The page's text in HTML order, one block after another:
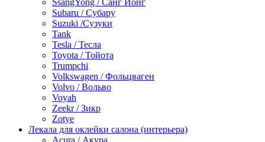
SsangYong / Санг Йонг
Subaru / Субару
Suzuki /Сузуки
Tank
Tesla / Тесла
Toyota / Тойота
Trumpchi
Volkswagen / Фольцваген
Volvo / Вольво
Voyah
Zeekr / Зикр
Zotye
Лекала для оклейки салона (интерьера)
Acura / Акура